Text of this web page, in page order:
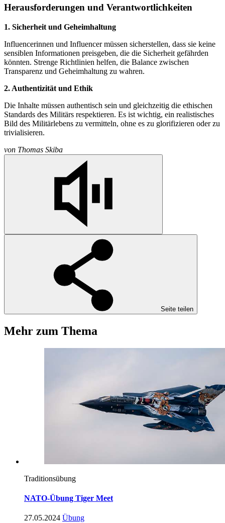
Herausforderungen und Verantwortlichkeiten
1. Sicherheit und Geheimhaltung
Influencerinnen und Influencer müssen sicherstellen, dass sie keine
sensiblen Informationen preisgeben, die die Sicherheit gefährden
könnten. Strenge Richtlinien helfen, die Balance zwischen
Transparenz und Geheimhaltung zu wahren.
2. Authentizität und Ethik
Die Inhalte müssen authentisch sein und gleichzeitig die ethischen
Standards des Militärs respektieren. Es ist wichtig, ein realistisches
Bild des Militärlebens zu vermitteln, ohne es zu glorifizieren oder zu
trivialisieren.
von Thomas Skiba
Seite teilen
Mehr zum Thema
Traditionsübung
NATO-Übung Tiger Meet
27.05.2024 Übung